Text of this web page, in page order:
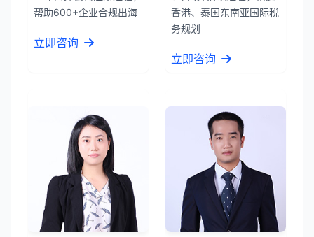
帮助600+企业合规出海
立即咨询
香港、泰国东南亚国际税
务规划
立即咨询